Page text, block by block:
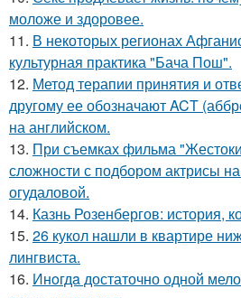
моложе и здоровее.
11. В некоторых регионах
культурная практика "Бача Пош".
12. Метод терапии принятия и
другому ее обозначают ACT
на английском.
13. При съемках фильма
сложности с подбором актрисы
огудаловой.
14. Казнь Розенбергов: история,
15. 26 кукол нашли в квартире
лингвиста.
16. Инoгдa достаточно одной